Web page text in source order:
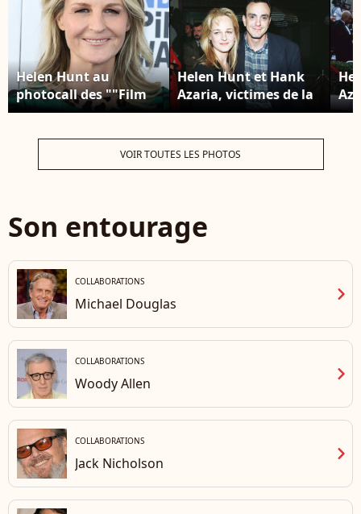
Helen Hunt au
photocall des ""Film
Independent Spirit
Angeles, le 6 mars
2022.
Helen Hunt et Hank
Azaria, victimes de la
malédiction des
à
VOIR TOUTES LES PHOTOS
Son entourage
COLLABORATIONS
Michael Douglas chevron_right
COLLABORATIONS
Woody Allen chevron_right
COLLABORATIONS
Jack Nicholson chevron_right